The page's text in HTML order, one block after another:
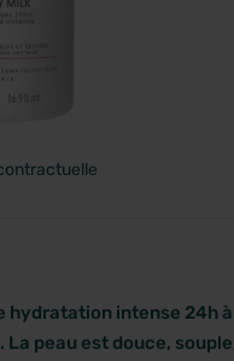
intense 24h à
peau est douce,